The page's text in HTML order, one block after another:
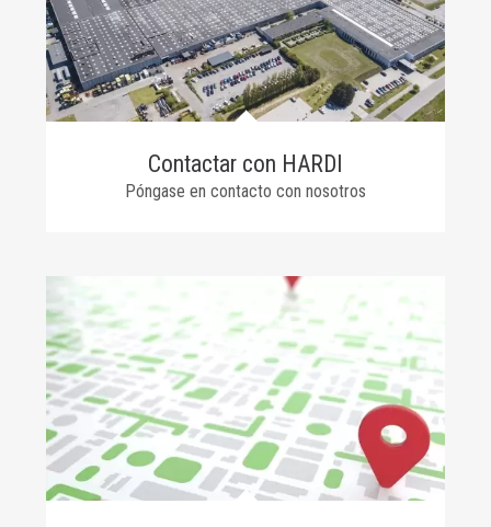
Contactar con HARDI
Póngase en contacto con nosotros